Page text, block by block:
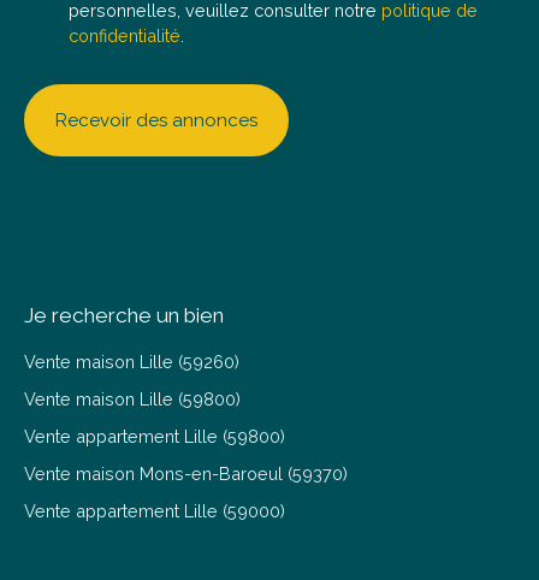
personnelles, veuillez consulter notre politique de
confidentialité
Recevoir des annonces
Je recherche un bien
Vente maison Lille (59260)
Vente maison Lille (59800)
Vente appartement Lille (59800)
Vente maison Mons-en-Baroeul (59370)
Vente appartement Lille (59000)